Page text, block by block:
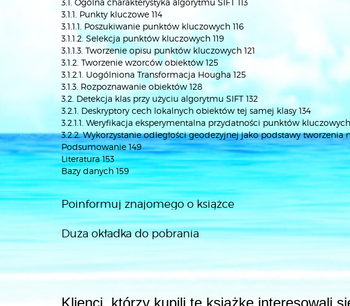
3.1. Ogólna charakterystyka algorytmu SIFT 113
3.1.1. Punkty kluczowe 114
3.1.1.1. Poszukiwanie punktów kluczowych 116
3.1.1.2. Selekcja punktów kluczowych 119
3.1.1.3. Tworzenie opisu punktów kluczowych 121
3.1.2. Tworzenie wzorców obiektów 125
3.1.2.1. Uogólniona Transformacja Hougha 125
3.1.3. Rozpoznawanie obiektów 128
3.2. Detekcja klas przy użyciu algorytmu SIFT 132
3.2.1. Deskryptory cech lokalnych obiektów tej samej klasy 134
3.2.1.1. Weryfikacja eksperymentalna przydatności punktów
3.2.2. Wykorzystanie odległości geodezyjnej jako podstawy tworzenia
Podsumowanie 149
Literatura 153
Bazy danych 159
Poinformuj znajomego o książce
Duża okładka do pobrania
Klienci, którzy kupili tę książkę interesowali